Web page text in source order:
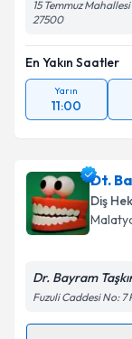
15 Temmuz
27500
En Yakın Saatler
Yarın
11:00
Dt.
Diş
Dr. Bayram
Fuzuli Caddesi No: 7